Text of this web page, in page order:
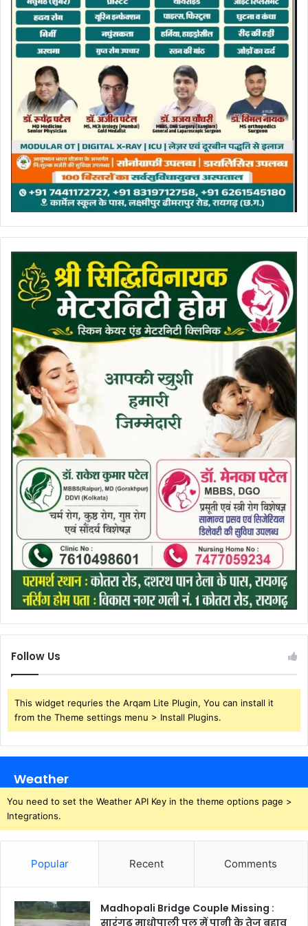
Follow Us
This widget requries the Arqam Lite Plugin, You can install it
from the Theme settings menu > Install Plugins.
Weather
You need to set the Weather API Key in the theme options page >
Integrations.
Popular Recent Comments
Madhopali Bridge Couple Missing :
सारंगढ़ माधोपाली पुल में पानी के तेज बहाव